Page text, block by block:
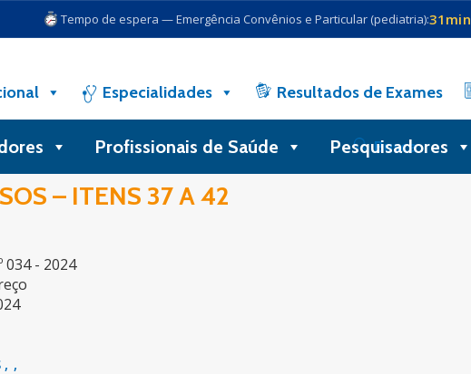
Tempo de espera — Emergência Convênios e Particular (pediatria):31min
Especialidades Resultados de Exames
Busca
Profissionais de Saúde Pesquisadores
– ITENS 37 A 42
034 - 2024